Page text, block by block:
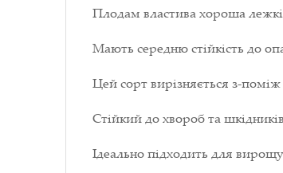
Плодам властива хороша
Мають середню стійкість до
Цей сорт вирізняється з-поміж
Стійкий до хвороб та
Ідеально підходить для